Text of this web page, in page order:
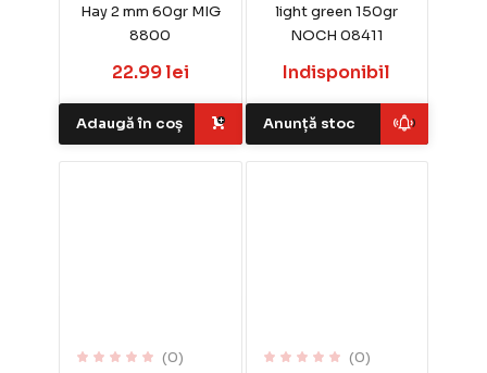
Hay 2 mm 60gr MIG
8800
22.99 lei
Adaugă în coș
light green 150gr
NOCH 08411
Indisponibil
Anunță stoc
(0) (0)